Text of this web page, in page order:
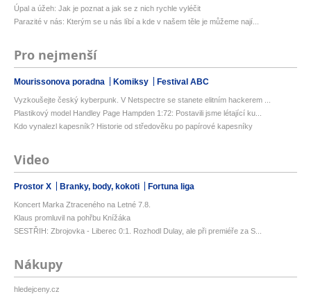
Úpal a úžeh: Jak je poznat a jak se z nich rychle vyléčit
Parazité v nás: Kterým se u nás líbí a kde v našem těle je můžeme nají...
Pro nejmenší
Mourissonova poradna Komiksy Festival ABC
Vyzkoušejte český kyberpunk. V Netspectre se stanete elitním hackerem ...
Plastikový model Handley Page Hampden 1:72: Postavili jsme létající ku...
Kdo vynalezl kapesník? Historie od středověku po papírové kapesníky
Video
Prostor X Branky, body, kokoti Fortuna liga
Koncert Marka Ztraceného na Letné 7.8.
Klaus promluvil na pohřbu Knížáka
SESTŘIH: Zbrojovka - Liberec 0:1. Rozhodl Dulay, ale při premiéře za S...
Nákupy
hledejceny.cz